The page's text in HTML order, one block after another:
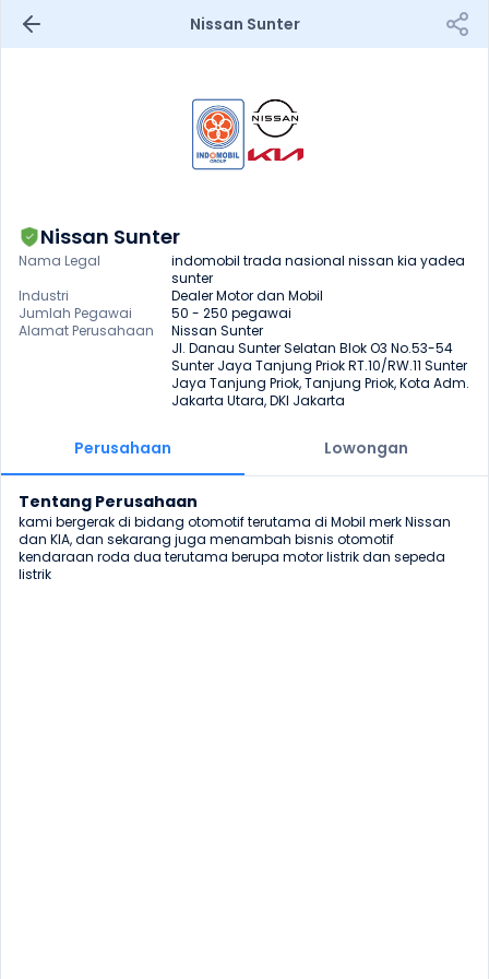
Nissan Sunter
Nissan Sunter
Nama Legal
indomobil trada nasional nissan kia yadea
sunter
Industri
Dealer Motor dan Mobil
Jumlah Pegawai
50 - 250 pegawai
Alamat Perusahaan
Nissan Sunter
Jl. Danau Sunter Selatan Blok O3 No.53-54
Sunter Jaya Tanjung Priok RT.10/RW.11 Sunter
Jaya Tanjung Priok, Tanjung Priok, Kota Adm.
Jakarta Utara, DKI Jakarta
Perusahaan Lowongan
Tentang Perusahaan
kami bergerak di bidang otomotif terutama di Mobil merk Nissan
dan KIA, dan sekarang juga menambah bisnis otomotif
kendaraan roda dua terutama berupa motor listrik dan sepeda
listrik